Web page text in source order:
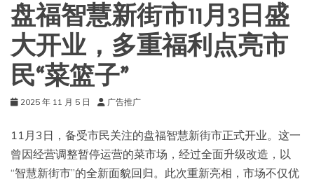
盘福智慧新街市11月3日盛
大开业，多重福利点亮市
民“菜篮子”
2025 年 11 月 5 日 广告推广
11月3日，备受市民关注的盘福智慧新街市正式开业。这一
曾因经营调整暂停运营的菜市场，经过全面升级改造，以
“智慧新街市”的全新面貌回归。此次重新亮相，市场不仅优